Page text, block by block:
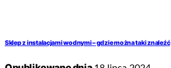
Sklep z instalacjami wodnymi – gdzie można taki znaleźć